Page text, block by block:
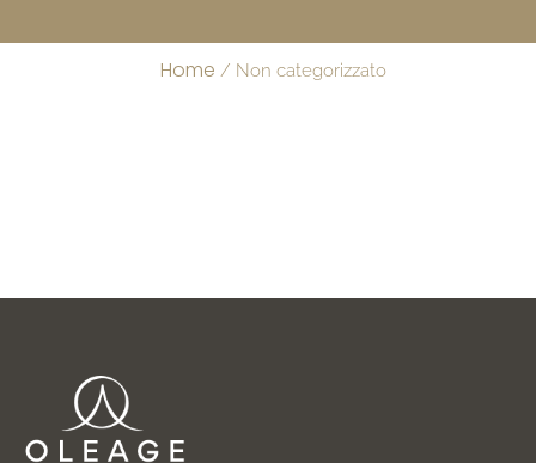
Home / Non categorizzato